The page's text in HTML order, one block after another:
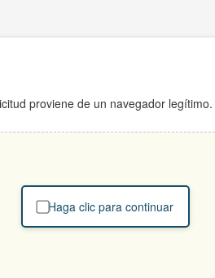
proviene de un navegador legítimo.
Haga clic para continuar